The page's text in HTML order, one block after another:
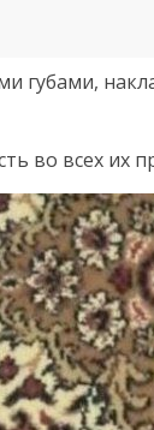
губами,
во всех их